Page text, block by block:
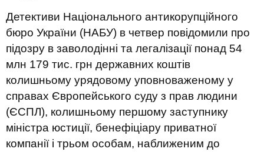
Детективи Національного антикорупційного
бюро України (НАБУ) в четвер повідомили про
підозру в заволодінні та легалізації понад 54
млн 179 тис. грн державних коштів
колишньому урядовому уповноваженому у
справах Європейського суду з прав людини
(ЄСПЛ), колишньому першому заступнику
міністра юстиції, бенефіціару приватної
компанії і трьом особам, наближеним до